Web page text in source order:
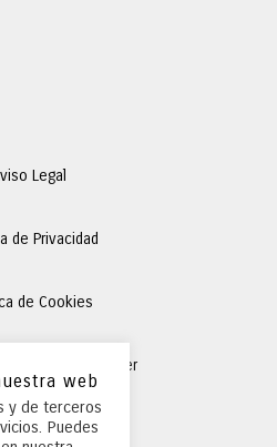
Legal
de Privacidad
de Cookies
de Alquiler
Frecuentes
web
y de terceros
Puedes